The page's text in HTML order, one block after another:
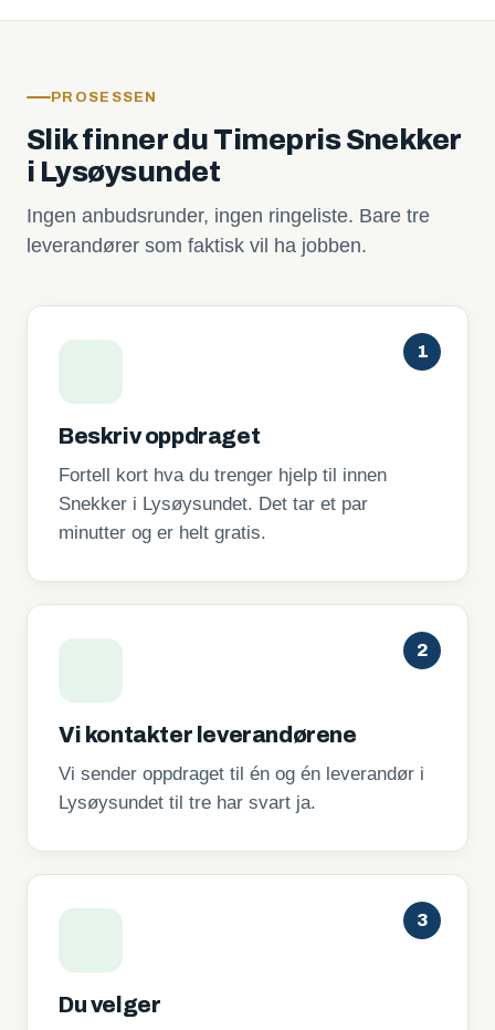
PROSESSEN
Slik finner du Timepris Snekker
i Lysøysundet
Ingen anbudsrunder, ingen ringeliste. Bare tre
leverandører som faktisk vil ha jobben.
1
Beskriv oppdraget
Fortell kort hva du trenger hjelp til innen
Snekker i Lysøysundet. Det tar et par
minutter og er helt gratis.
2
Vi kontakter leverandørene
Vi sender oppdraget til én og én leverandør i
Lysøysundet til tre har svart ja.
3
Du velger